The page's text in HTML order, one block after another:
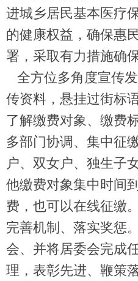
进城乡居民基本医疗
的健康权益，确保惠
署，采取有力措施确
全方位多角度宣传
传资料，悬挂过街标
了解缴费对象、缴费
多部门协调、集中征
户、双女户、独生子
他缴费对象集中时间
费，也可以在线征缴。
完善机制、落实奖惩
会、并将居委会完成
理，表彰先进、鞭策落